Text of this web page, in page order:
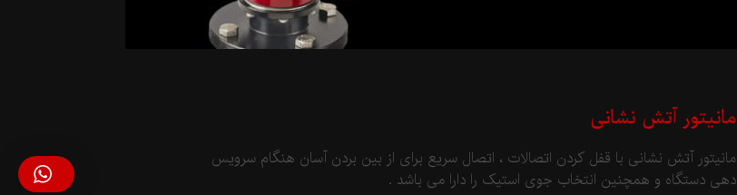
مانیتور آتش نشانی
مانیتور آتش نشانی با قفل کردن اتصالات ، اتصال سریع برای از بین بردن آسان هنگام سرویس
دهی دستگاه و همچنین انتخاب جوی استیک را دارا می باشد .